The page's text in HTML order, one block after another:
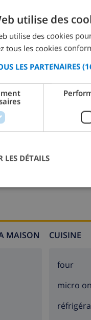
Salle de
MAISON CUISINE
four
micro
utilise des
utilise des cookies
tous les cookies
LES PARTENAIRES
LES DÉTAILS